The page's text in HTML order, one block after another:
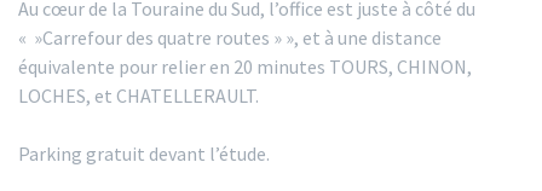
Au cœur de la Touraine du Sud, l’office est juste à côté du
« »Carrefour des quatre routes » », et à une distance
équivalente pour relier en 20 minutes TOURS, CHINON,
LOCHES, et CHATELLERAULT.
Parking gratuit devant l’étude.